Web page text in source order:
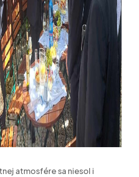
atmosfére sa niesol i